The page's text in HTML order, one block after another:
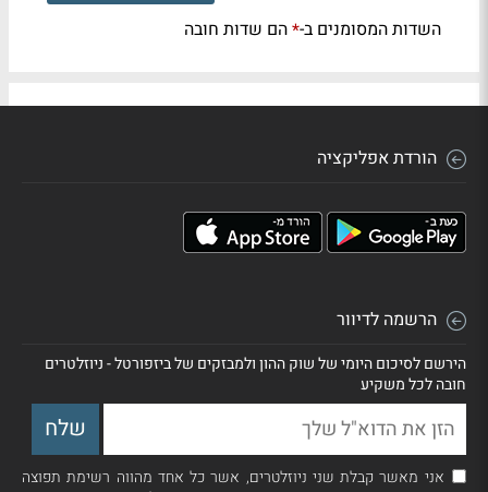
השדות המסומנים ב-*הם שדות חובה
הורדת אפליקציה
הרשמה לדיוור
הירשם לסיכום היומי של שוק ההון ולמבזקים של ביזפורטל - ניוזלטרים
חובה לכל משקיע
אני מאשר קבלת שני ניוזלטרים, אשר כל אחד מהווה רשימת תפוצה